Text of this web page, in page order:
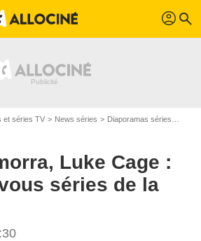
profil search
et séries TV News séries Diaporamas séries
Luke Cage :
séries de la